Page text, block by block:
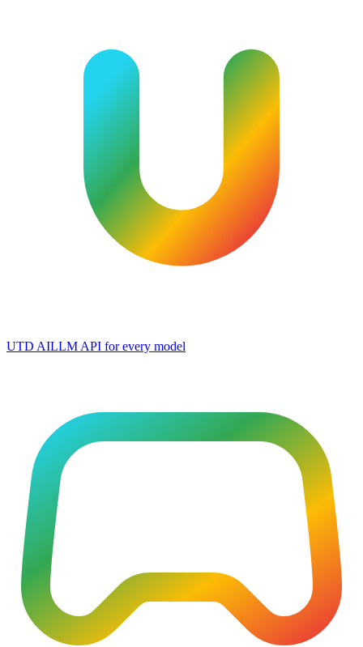
UTD AILLM API for every model